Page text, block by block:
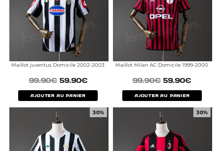
Maillot juventus Domicile 2002-2003
99.90€ 59.90€
AJOUTER AU PANIER
Maillot Milan AC Domicile 1999-2000
99.90€ 59.90€
AJOUTER AU PANIER
30% 30%